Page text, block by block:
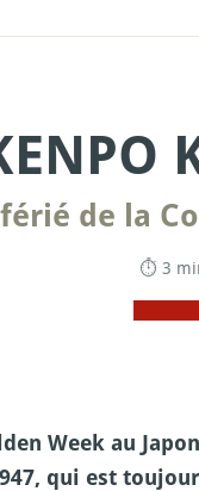
de la
⏱ 3
Week au
qui est